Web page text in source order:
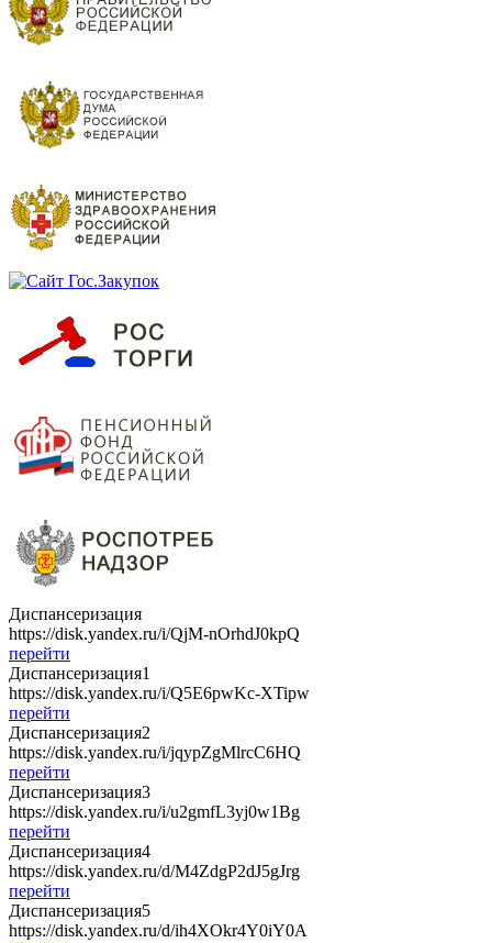
Диспансеризация
https://disk.yandex.ru/i/QjM-nOrhdJ0kpQ
перейти
Диспансеризация1
https://disk.yandex.ru/i/Q5E6pwKc-XTipw
перейти
Диспансеризация2
https://disk.yandex.ru/i/jqypZgMlrcC6HQ
перейти
Диспансеризация3
https://disk.yandex.ru/i/u2gmfL3yj0w1Bg
перейти
Диспансеризация4
https://disk.yandex.ru/d/M4ZdgP2dJ5gJrg
перейти
Диспансеризация5
https://disk.yandex.ru/d/ih4XOkr4Y0iY0A